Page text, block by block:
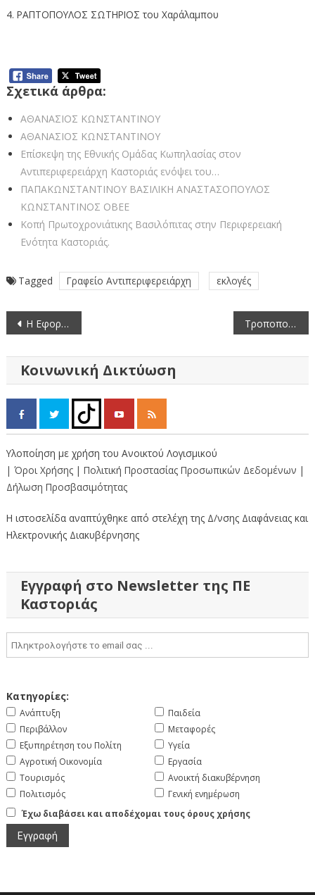
4. ΡΑΠΤΟΠΟΥΛΟΣ ΣΩΤΗΡΙΟΣ του Χαράλαμπου
Σχετικά άρθρα:
ΑΘΑΝΑΣΙΟΣ ΚΩΝΣΤΑΝΤΙΝΟΥ
ΑΘΑΝΑΣΙΟΣ ΚΩΝΣΤΑΝΤΙΝΟΥ
Επίσκεψη της Εθνικής Ομάδας Κωπηλασίας στον
Αντιπεριφερειάρχη Καστοριάς ενόψει του…
ΠΑΠΑΚΩΝΣΤΑΝΤΙΝΟΥ ΒΑΣΙΛΙΚΗ ΑΝΑΣΤΑΣΟΠΟΥΛΟΣ
ΚΩΝΣΤΑΝΤΙΝΟΣ ΟΒΕΕ
Κοπή Πρωτοχρονιάτικης Βασιλόπιτας στην Περιφερειακή
Ενότητα Καστοριάς.
Tagged Γραφείο Αντιπεριφερειάρχη εκλογές
Πλοήγηση
Η Εφορεία Αρχαιοτήτων Καστ. συμμετέχει στις εκδ.για τις Ευρωπαϊκές Ημέρες Πολιτιστικής Κληρονομιας Τροποποίηση Διακήρυξης 9/2015 για τη μεταφορά μαθητών
Κοινωνική Δικτύωση
Υλοποίηση με χρήση του Ανοικτού Λογισμικού
| Όροι Χρήσης | Πολιτική Προστασίας Προσωπικών Δεδομένων |
Δήλωση Προσβασιμότητας
Η ιστοσελίδα αναπτύχθηκε από στελέχη της Δ/νσης Διαφάνειας και
Ηλεκτρονικής Διακυβέρνησης
Εγγραφή στο Newsletter της ΠΕ
Καστοριάς
Κατηγορίες:
Ανάπτυξη
Περιβάλλον
Εξυπηρέτηση του Πολίτη
Αγροτική Οικονομία
Τουρισμός
Πολιτισμός
Παιδεία
Μεταφορές
Υγεία
Εργασία
Ανοικτή διακυβέρνηση
Γενική ενημέρωση
Έχω διαβάσει και αποδέχομαι τους όρους χρήσης